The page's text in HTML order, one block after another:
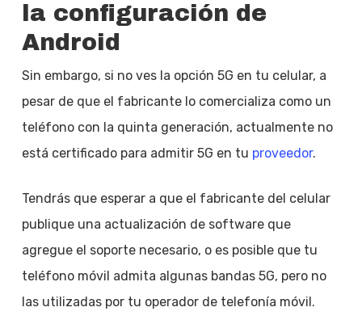
la configuración de
Android
Sin embargo, si no ves la opción 5G en tu celular, a
pesar de que el fabricante lo comercializa como un
teléfono con la quinta generación, actualmente no
está certificado para admitir 5G en tu proveedor.
Tendrás que esperar a que el fabricante del celular
publique una actualización de software que
agregue el soporte necesario, o es posible que tu
teléfono móvil admita algunas bandas 5G, pero no
las utilizadas por tu operador de telefonía móvil.